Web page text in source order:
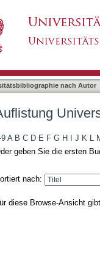
nach Autor
A B C D E F G H J K L
geben Sie die ersten
nach:
diese Browse-Ansicht